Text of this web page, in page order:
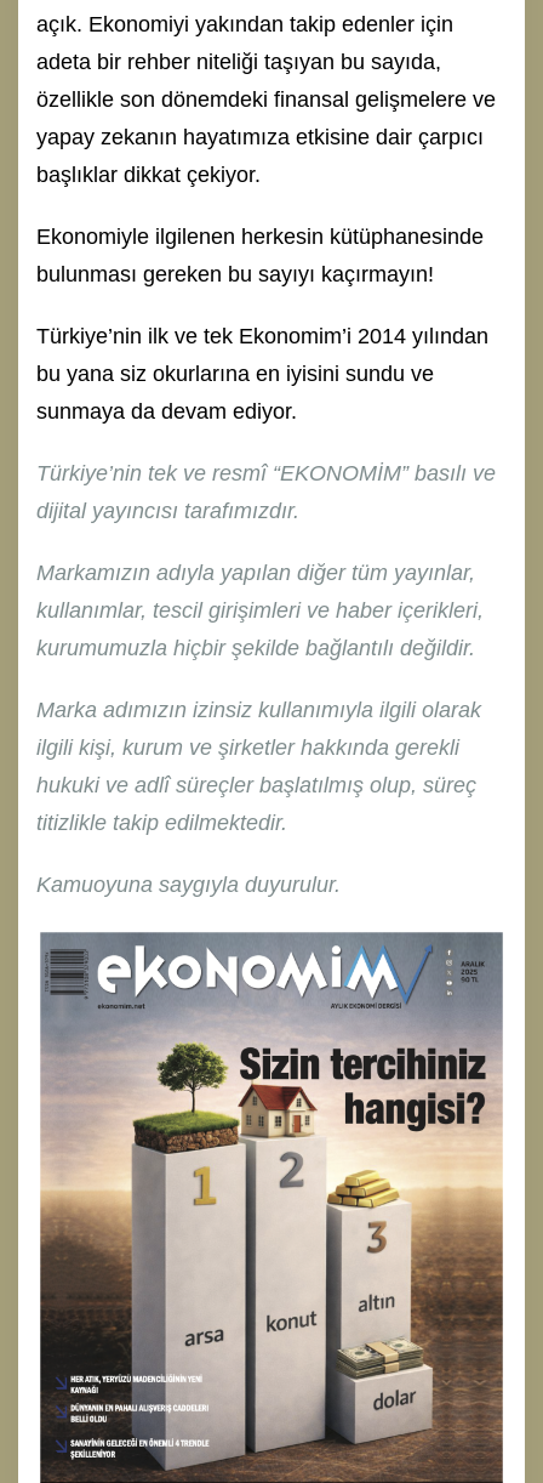
açık. Ekonomiyi yakından takip edenler için
adeta bir rehber niteliği taşıyan bu sayıda,
özellikle son dönemdeki finansal gelişmelere ve
yapay zekanın hayatımıza etkisine dair çarpıcı
başlıklar dikkat çekiyor.
Ekonomiyle ilgilenen herkesin kütüphanesinde
bulunması gereken bu sayıyı kaçırmayın!
Türkiye’nin ilk ve tek Ekonomim’i 2014 yılından
bu yana siz okurlarına en iyisini sundu ve
sunmaya da devam ediyor.
Türkiye’nin tek ve resmî “EKONOMİM” basılı ve
dijital yayıncısı tarafımızdır.
Markamızın adıyla yapılan diğer tüm yayınlar,
kullanımlar, tescil girişimleri ve haber içerikleri,
kurumumuzla hiçbir şekilde bağlantılı değildir.
Marka adımızın izinsiz kullanımıyla ilgili olarak
ilgili kişi, kurum ve şirketler hakkında gerekli
hukuki ve adlî süreçler başlatılmış olup, süreç
titizlikle takip edilmektedir.
Kamuoyuna saygıyla duyurulur.